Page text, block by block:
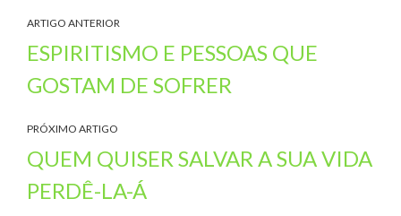
ARTIGO ANTERIOR
ESPIRITISMO E PESSOAS QUE
GOSTAM DE SOFRER
PRÓXIMO ARTIGO
QUEM QUISER SALVAR A SUA VIDA
PERDÊ-LA-Á